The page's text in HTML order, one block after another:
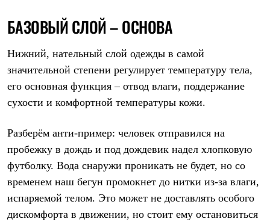
Рукавицы
Носки
Брелки
Ремни
Опушки
Термоковрики
Коллекции
PEAK
TREK
BASK kids
BASK juno
ИДЁМ В ПОХОД
БАЗОВЫЙ СЛОЙ – ОСНОВА
Нижний, нательный слой одежды в самой
значительной степени регулирует температуру тела,
его основная функция – отвод влаги, поддержание
сухости и комфортной температуры кожи.
Разберём анти-пример: человек отправился на
пробежку в дождь и под дождевик надел хлопковую
футболку. Вода снаружи проникать не будет, но со
временем наш бегун промокнет до нитки из-за влаги,
испаряемой телом. Это может не доставлять особого
дискомфорта в движении, но стоит ему остановиться